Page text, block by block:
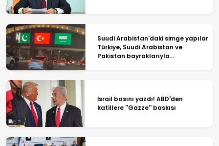
Suudi Arabistan'daki simge yapılar
Türkiye, Suudi Arabistan ve
Pakistan bayraklarıyla
İsrail basını yazdı! ABD'den
katillere ''Gazze'' baskısı